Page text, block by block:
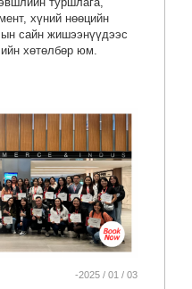
хүний нөөцийн
сайн жишээнүүдээс
хөтөлбөр юм.
-2025 / 01 / 03